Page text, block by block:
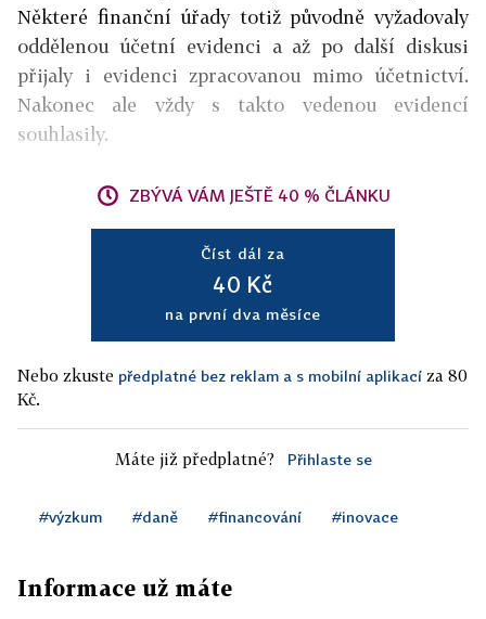
Některé finanční úřady totiž původně vyžadovaly
oddělenou účetní evidenci a až po další diskusi
přijaly i evidenci zpracovanou mimo účetnictví.
Nakonec ale vždy s takto vedenou evidencí
souhlasily.
ZBÝVÁ VÁM JEŠTĚ 40 % ČLÁNKU
Číst dál za
40 Kč
na první dva měsíce
Nebo zkuste předplatné bez reklam a s mobilní aplikací za 80
Kč.
Máte již předplatné? Přihlaste se
#výzkum #daně #financování #inovace
Informace už máte